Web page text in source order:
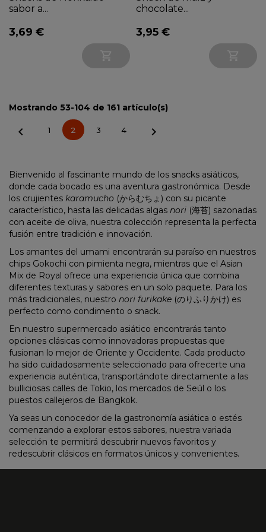
sabor a...
3,69 €

chocolate...
3,95 €

Mostrando 53-104 de 161 artículo(s)
 1 2 3 4 
Bienvenido al fascinante mundo de los snacks asiáticos,
donde cada bocado es una aventura gastronómica. Desde
los crujientes karamucho (からむちょ) con su picante
característico, hasta las delicadas algas nori (海苔) sazonadas
con aceite de oliva, nuestra colección representa la perfecta
fusión entre tradición e innovación.
Los amantes del umami encontrarán su paraíso en nuestros
chips Gokochi con pimienta negra, mientras que el Asian
Mix de Royal ofrece una experiencia única que combina
diferentes texturas y sabores en un solo paquete. Para los
más tradicionales, nuestro nori furikake (のりふりかけ) es
perfecto como condimento o snack.
En nuestro supermercado asiático encontrarás tanto
opciones clásicas como innovadoras propuestas que
fusionan lo mejor de Oriente y Occidente. Cada producto
ha sido cuidadosamente seleccionado para ofrecerte una
experiencia auténtica, transportándote directamente a las
bulliciosas calles de Tokio, los mercados de Seúl o los
puestos callejeros de Bangkok.
Ya seas un conocedor de la gastronomía asiática o estés
comenzando a explorar estos sabores, nuestra variada
selección te permitirá descubrir nuevos favoritos y
redescubrir clásicos en formatos únicos y convenientes.